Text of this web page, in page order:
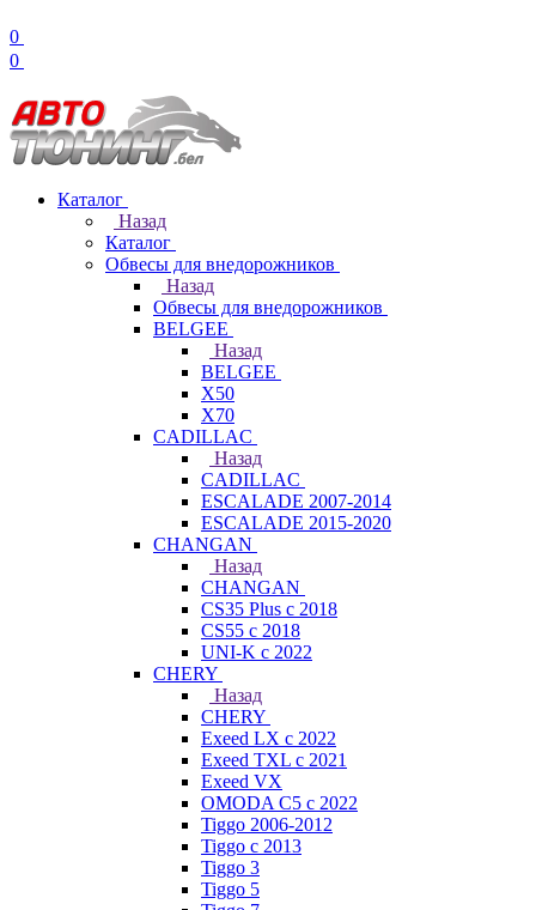
0
0
Каталог
Назад
Каталог
Обвесы для внедорожников
Назад
Обвесы для внедорожников
BELGEE
Назад
BELGEE
X50
X70
CADILLAC
Назад
CADILLAC
ESCALADE 2007-2014
ESCALADE 2015-2020
CHANGAN
Назад
CHANGAN
CS35 Plus с 2018
CS55 с 2018
UNI-K с 2022
CHERY
Назад
CHERY
Exeed LX с 2022
Exeed TXL с 2021
Exeed VX
OMODA C5 с 2022
Tiggo 2006-2012
Tiggo с 2013
Tiggo 3
Tiggo 5